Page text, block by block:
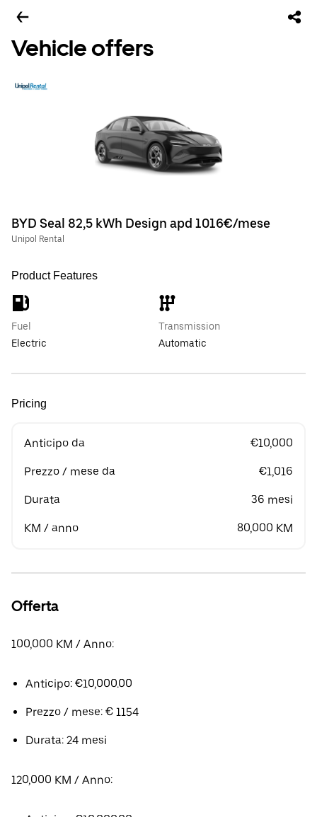
Vehicle offers
BYD Seal 82,5 kWh Design apd 1016€/mese
Unipol Rental
Product Features
Fuel
Electric
Transmission
Automatic
Pricing
Anticipo da €10,000
Prezzo / mese da €1,016
Durata 36 mesi
KM / anno 80,000 KM
Offerta
100,000 KM / Anno:
Anticipo: €10,000.00
Prezzo / mese: € 1154
Durata: 24 mesi
120,000 KM / Anno: